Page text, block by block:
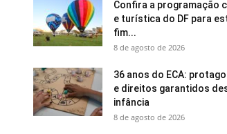
Confira a programação
e turística do DF para
fim...
8 de agosto de 2026
36 anos do ECA:
e direitos garantidos
infância
8 de agosto de 2026